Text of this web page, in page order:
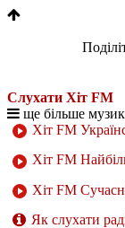
Слухати Хіт FM
ще більше
Хіт FM
Хіт FM
Хіт FM
Як слухати